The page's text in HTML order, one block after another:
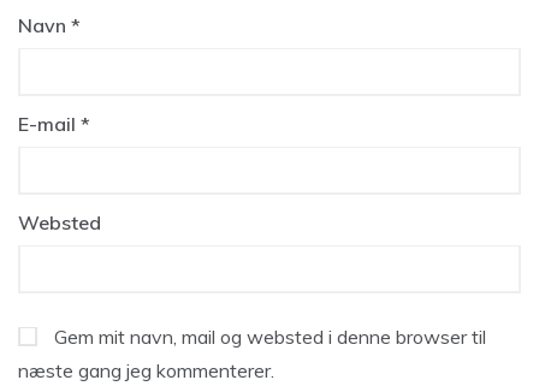
Navn *
E-mail *
Websted
Gem mit navn, mail og websted i denne browser til
næste gang jeg kommenterer.